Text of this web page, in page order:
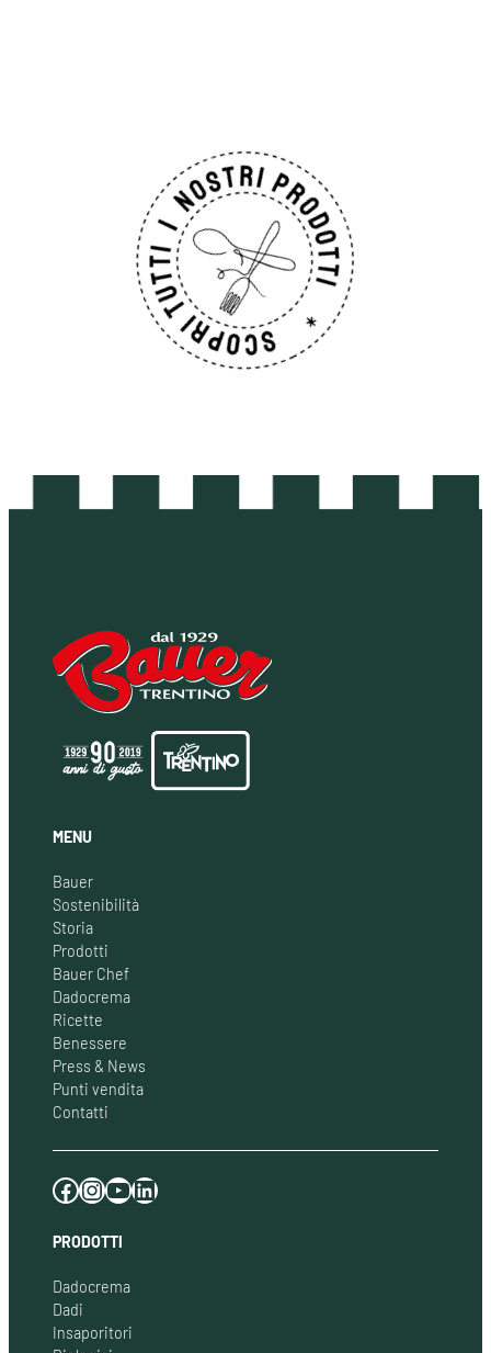
MENU
Bauer
Sostenibilità
Storia
Prodotti
Bauer Chef
Dadocrema
Ricette
Benessere
Press & News
Punti vendita
Contatti
Facebook Instagram YouTube LinkedIn
PRODOTTI
Dadocrema
Dadi
Insaporitori